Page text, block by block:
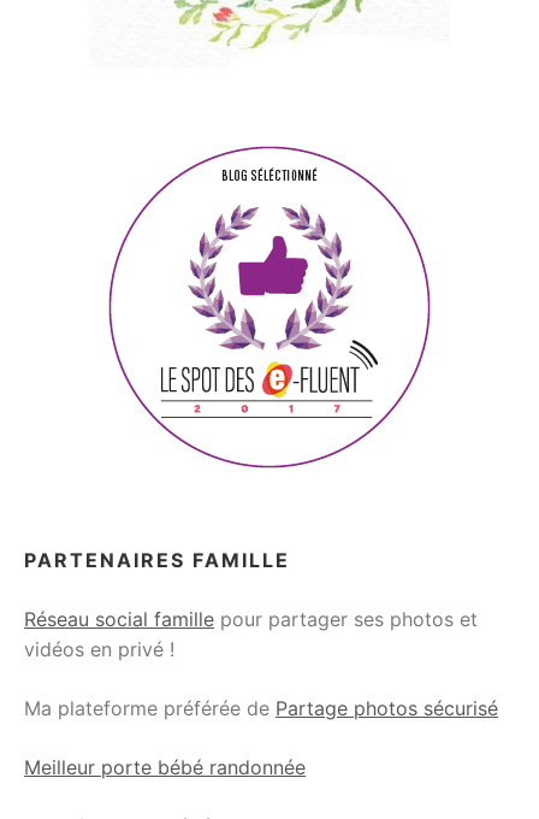
PARTENAIRES FAMILLE
Réseau social famille pour partager ses photos et
vidéos en privé !
Ma plateforme préférée de Partage photos sécurisé
Meilleur porte bébé randonnée